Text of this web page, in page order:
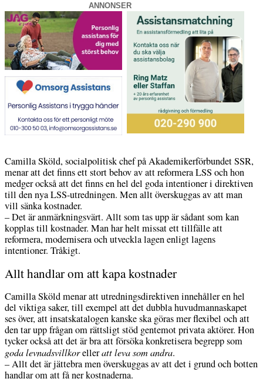
ANNONSER
Camilla Sköld, socialpolitisk chef på Akademikerförbundet SSR,
menar att det finns ett stort behov av att reformera LSS och hon
medger också att det finns en hel del goda intentioner i direktiven
till den nya LSS-utredningen. Men allt överskuggas av att man
vill sänka kostnader.
– Det är anmärkningsvärt. Allt som tas upp är sådant som kan
kopplas till kostnader. Man har helt missat ett tillfälle att
reformera, modernisera och utveckla lagen enligt lagens
intentioner. Tråkigt.
Allt handlar om att kapa kostnader
Camilla Sköld menar att utredningsdirektiven innehåller en hel
del viktiga saker, till exempel att det dubbla huvudmannaskapet
ses över, att insatskatalogen kanske ska göras mer flexibel och att
den tar upp frågan om rättsligt stöd gentemot privata aktörer. Hon
tycker också att det är bra att försöka konkretisera begrepp som
goda levnadsvillkorelleratt leva som andra.
– Allt det är jättebra men överskuggas av att det i grund och botten
handlar om att få ner kostnaderna.